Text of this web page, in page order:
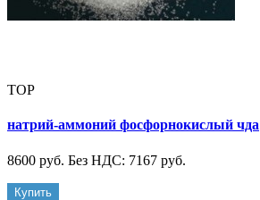
TOP
натрий-аммоний фосфорнокислый чда
8600 руб. Без НДС: 7167 руб.
Купить